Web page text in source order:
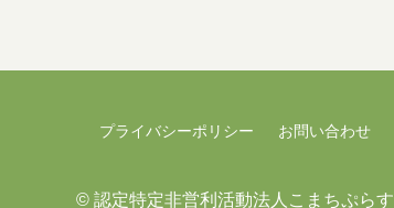
プライバシーポリシー お問い合わせ
© 認定特定非営利活動法人こまちぷらす